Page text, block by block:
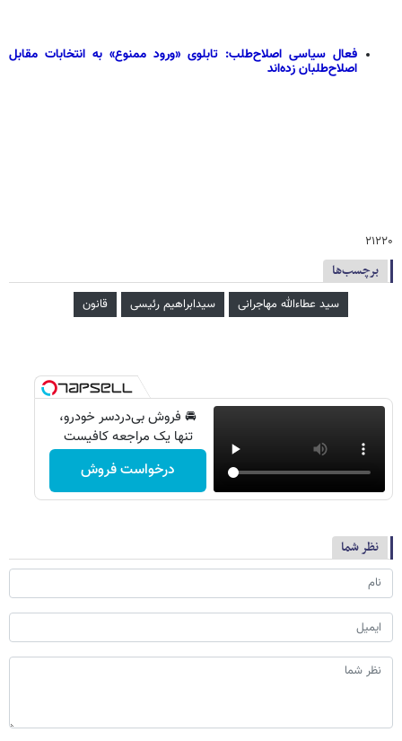
فعال سیاسی اصلاح‌طلب: تابلوی «ورود ممنوع» به انتخابات مقابل
اصلاح‌طلبان زده‌اند
۲۱۲۲۰
برچسب‌ها
سید عطاءالله مهاجرانی سیدابراهیم رئیسی قانون
🚘 فروش بی‌دردسر خودرو،
تنها یک مراجعه کافیست
درخواست فروش
نظر شما